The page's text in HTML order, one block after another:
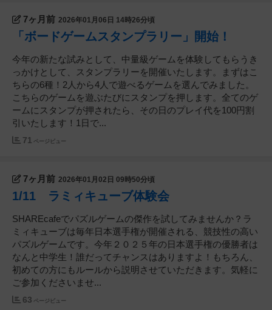
7ヶ月前 2026年01月06日 14時26分頃
「ボードゲームスタンプラリー」開始！
今年の新たな試みとして、中量級ゲームを体験してもらうき
っかけとして、スタンプラリーを開催いたします。まずはこ
ちらの6種！2人から4人で遊べるゲームを選んでみました。
こちらのゲームを遊ぶたびにスタンプを押します。全てのゲ
ームにスタンプが押されたら、その日のプレイ代を100円割
引いたします！1日で...
71 ページビュー
7ヶ月前 2026年01月02日 09時50分頃
1/11 ラミィキューブ体験会
SHAREcafeでパズルゲームの傑作を試してみませんか？ラ
ミィキューブは毎年日本選手権が開催される、競技性の高い
パズルゲームです。今年２０２５年の日本選手権の優勝者は
なんと中学生！誰だってチャンスはありますよ！もちろん、
初めての方にもルールから説明させていただきます。気軽に
ご参加くださいませ...
63 ページビュー